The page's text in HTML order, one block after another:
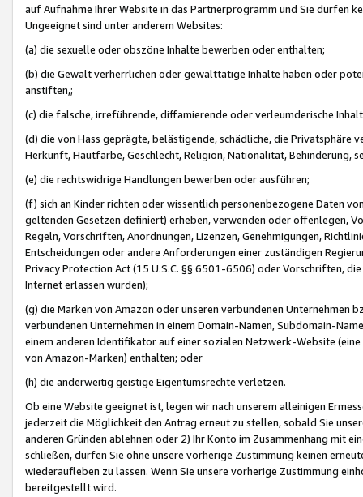
auf Aufnahme Ihrer Website in das Partnerprogramm und Sie dürfen
Ungeeignet sind unter anderem Websites:
(a) die sexuelle oder obszöne Inhalte bewerben oder enthalten;
(b) die Gewalt verherrlichen oder gewalttätige Inhalte haben oder
anstiften,;
(c) die falsche, irreführende, diffamierende oder verleumderische
(d) die von Hass geprägte, belästigende, schädliche, die Privatsphäre
Herkunft, Hautfarbe, Geschlecht, Religion, Nationalität, Behinderung,
(e) die rechtswidrige Handlungen bewerben oder ausführen;
(f) sich an Kinder richten oder wissentlich personenbezogene Daten
geltenden Gesetzen definiert) erheben, verwenden oder offenlegen,
Regeln, Vorschriften, Anordnungen, Lizenzen, Genehmigungen,
Entscheidungen oder andere Anforderungen einer zuständigen
Privacy Protection Act (15 U.S.C. §§ 6501-6506) oder Vorschriften,
Internet erlassen wurden);
(g) die Marken von Amazon oder unseren verbundenen Unternehmen
verbundenen Unternehmen in einem Domain-Namen, Subdomain-
einem anderen Identifikator auf einer sozialen Netzwerk-Website
von Amazon-Marken) enthalten; oder
(h) die anderweitig geistige Eigentumsrechte verletzen.
Ob eine Website geeignet ist, legen wir nach unserem alleinigen
jederzeit die Möglichkeit den Antrag erneut zu stellen, sobald Sie
anderen Gründen ablehnen oder 2) Ihr Konto im Zusammenhang mit
schließen, dürfen Sie ohne unsere vorherige Zustimmung keinen
wiederaufleben zu lassen. Wenn Sie unsere vorherige Zustimmung
bereitgestellt wird.